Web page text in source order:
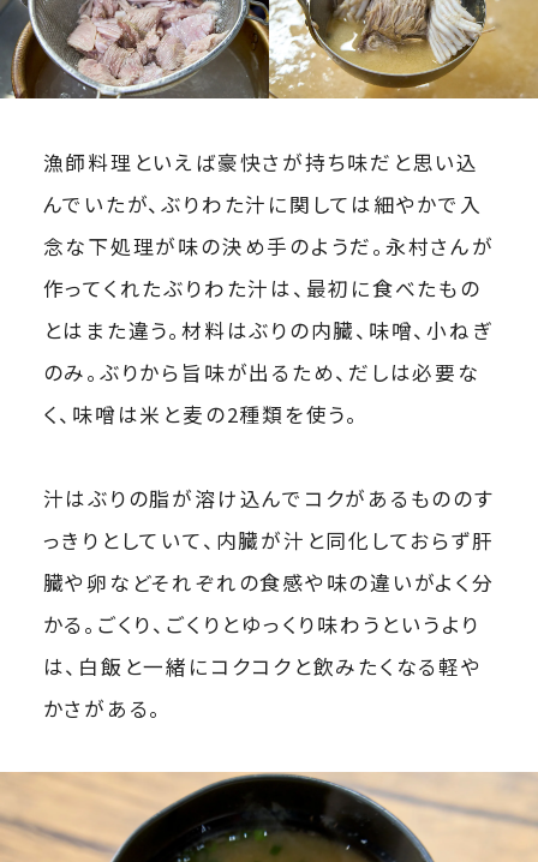
漁師料理といえば豪快さが持ち味だと思い込
んでいたが、ぶりわた汁に関しては細やかで入
念な下処理が味の決め手のようだ。永村さんが
作ってくれたぶりわた汁は、最初に食べたもの
とはまた違う。材料はぶりの内臓、味噌、小ねぎ
のみ。ぶりから旨味が出るため、だしは必要な
く、味噌は米と麦の2種類を使う。
汁はぶりの脂が溶け込んでコクがあるもののす
っきりとしていて、内臓が汁と同化しておらず肝
臓や卵などそれぞれの食感や味の違いがよく分
かる。ごくり、ごくりとゆっくり味わうというより
は、白飯と一緒にコクコクと飲みたくなる軽や
かさがある。